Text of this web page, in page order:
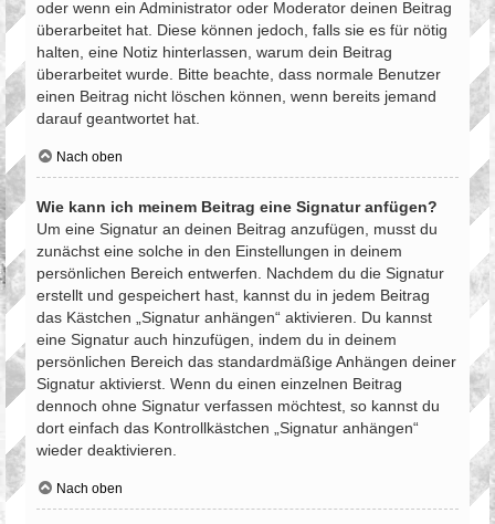
oder wenn ein Administrator oder Moderator deinen Beitrag
überarbeitet hat. Diese können jedoch, falls sie es für nötig
halten, eine Notiz hinterlassen, warum dein Beitrag
überarbeitet wurde. Bitte beachte, dass normale Benutzer
einen Beitrag nicht löschen können, wenn bereits jemand
darauf geantwortet hat.
Nach oben
Wie kann ich meinem Beitrag eine Signatur anfügen?
Um eine Signatur an deinen Beitrag anzufügen, musst du
zunächst eine solche in den Einstellungen in deinem
persönlichen Bereich entwerfen. Nachdem du die Signatur
erstellt und gespeichert hast, kannst du in jedem Beitrag
das Kästchen „Signatur anhängen“ aktivieren. Du kannst
eine Signatur auch hinzufügen, indem du in deinem
persönlichen Bereich das standardmäßige Anhängen deiner
Signatur aktivierst. Wenn du einen einzelnen Beitrag
dennoch ohne Signatur verfassen möchtest, so kannst du
dort einfach das Kontrollkästchen „Signatur anhängen“
wieder deaktivieren.
Nach oben